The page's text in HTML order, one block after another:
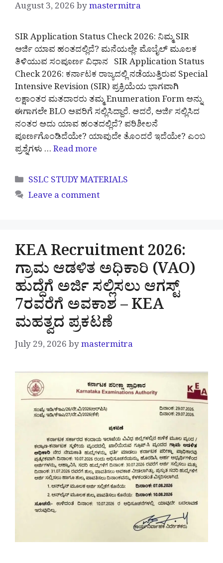
August 3, 2026bymastermitra
SIR Application Status Check 2026: ನಿಮ್ಮ SIR
ಅರ್ಜಿ ಯಾವ ಹಂತದಲ್ಲಿದೆ? ಮನೆಯಲ್ಲೇ ಮೊಬೈಲ್ ಮೂಲಕ
ತಿಳಿಯುವ ಸಂಪೂರ್ಣ ವಿಧಾನ SIR Application Status
Check 2026: ಕರ್ನಾಟಕ ರಾಜ್ಯದಲ್ಲಿ ನಡೆಯುತ್ತಿರುವ Special
Intensive Revision (SIR) ಪ್ರಕ್ರಿಯೆಯ ಭಾಗವಾಗಿ
ಲಕ್ಷಾಂತರ ಮತದಾರರು ತಮ್ಮ Enumeration Form ಅನ್ನು
ಈಗಾಗಲೇ BLO ಅವರಿಗೆ ಸಲ್ಲಿಸಿದ್ದಾರೆ. ಆದರೆ, ಅರ್ಜಿ ಸಲ್ಲಿಸಿದ
ನಂತರ ಅದು ಯಾವ ಹಂತದಲ್ಲಿದೆ? ಪರಿಶೀಲನೆ
ಪೂರ್ಣಗೊಂಡಿದೆಯೇ? ಯಾವುದೇ ತೊಂದರೆ ಇದೆಯೇ? ಎಂಬ
ಪ್ರಶ್ನೆಗಳು …Read more
Categories
SSLC STUDY MATERIALS
Leave a comment
KEA Recruitment 2026:
ಗ್ರಾಮ ಆಡಳಿತ ಅಧಿಕಾರಿ (VAO)
ಹುದ್ದೆಗೆ ಅರ್ಜಿ ಸಲ್ಲಿಸಲು ಆಗಸ್ಟ್
7ರವರೆಗೆ ಅವಕಾಶ – KEA
ಮಹತ್ವದ ಪ್ರಕಟಣೆ
July 29, 2026bymastermitra